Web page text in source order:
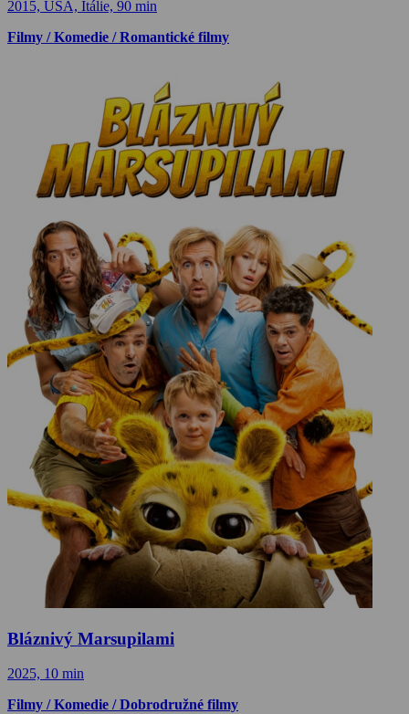
2015, USA, Itálie, 90 min
Filmy / Komedie / Romantické filmy
Bláznivý Marsupilami
2025, 10 min
Filmy / Komedie / Dobrodružné filmy